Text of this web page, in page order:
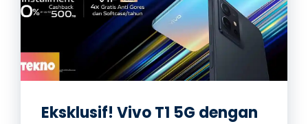
Eksklusif! Vivo T1 5G dengan